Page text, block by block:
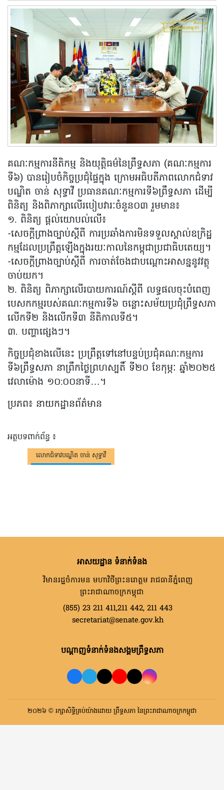
គណៈកម្មការនីតិកម្ម និងយុត្តិធម៌នៃព្រឹទ្ធសភា (គណៈកម្មការ
ទី៦) បានរៀបចំកិច្ចប្រជុំផ្ទៃក្នុង ក្រោមអធិបតីភាពលោកជំទាវ
បណ្ឌិត ចាន់ សុទ្ធាវី ប្រធានគណៈកម្មការទី៦ព្រឹទ្ធសភា ដើម្បី
ពិនិត្យ និងពិភាក្សាលើរបៀបវារៈចំនួន០៣ រួមមាន៖
១. ពិនិត្យ ផ្តល់យោបល់លើ៖
-សេចក្តីព្រាងច្បាប់ស្តីពី ការប្រឆាំងការមិនទទួលស្គាល់ឧក្រិដ្ឋ
កម្មដែលប្រព្រឹត្តឡើងក្នុងរយៈកាលនៃកម្ពុជាប្រជាធិបតេយ្យ។
-សេចក្តីព្រាងច្បាប់ស្តីពី ការចាត់ចែងជាបណ្តោះអាសន្ននូវវត្ថុ
ចាប់យក។
២. ពិនិត្យ ពិភាក្សាលើរបាយការណ៍ស្តីពី លទ្ធផលចុះបំពេញ
បេសកកម្មរបស់គណៈកម្មការទី៦ ចន្លោះសម័យប្រជុំព្រឹទ្ធសភា
លើកទី២ និងលើកទី៣ នីតិកាលទី៥។
៣. បញ្ហាផ្សេងៗ។
កិច្ចប្រជុំខាងលើនេះ ប្រព្រឹត្តទៅនៅបន្ទប់ប្រជុំគណៈកម្មការ
ទី៦ព្រឹទ្ធសភា នាព្រឹកថ្ងៃព្រហស្បតិ៍ ទី២០ ខែកុម្ភៈ ឆ្នាំ២០២៥
វេលាម៉ោង ១០:០០នាទី…។
ប្រភព៖ នាយកដ្ឋានព័ត៌មាន
អត្ថបទពាក់ព័ន្ធ ៖
លោកជំទាវបណ្ឌិត ចាន់ សុទ្ធាវី
អាសយដ្ឋាន ទំនាក់ទំនង
វិមានរដ្ឋចំការមន មហាវិថីព្រះនរោត្តម រាជធានីភ្នំពេញ
ព្រះរាជាណាចក្រកម្ពុជា
(855) 23 211 411,211 442, 211 443
secretariat@senate.gov.kh
បណ្តាញទំនាក់ទំនងសង្គមព្រឹទ្ធសភា
២០២៦ © រក្សាសិទ្ធិគ្រប់យ៉ាងដោយ ព្រឹទ្ធសភា នៃព្រះរាជាណាចក្រកម្ពុជា